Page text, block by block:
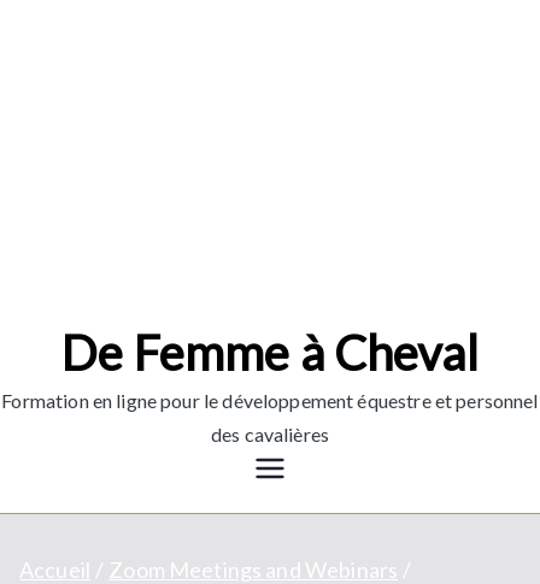
De Femme à Cheval
Formation en ligne pour le développement équestre et personnel
des cavalières
Accueil
Zoom Meetings and Webinars